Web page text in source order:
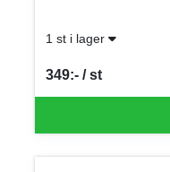
1 st i lager
349:- / st
SEK per ST